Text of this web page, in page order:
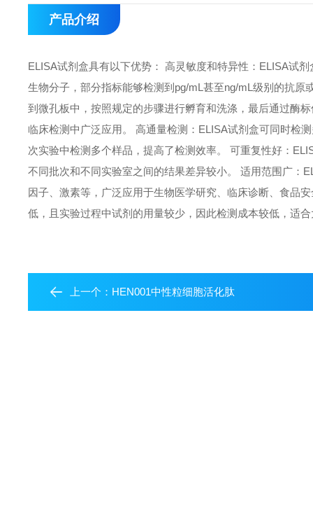
产品介绍
ELISA试剂盒具有以下优势： 高灵敏度和特异性：ELISA试
生物分子，部分指标能够检测到pg/mL甚至ng/mL级别的抗
到微孔板中，按照规定的步骤进行孵育和洗涤，最后通过酶
临床检测中广泛应用。 高通量检测：ELISA试剂盒可同时检
次实验中检测多个样品，提高了检测效率。 可重复性好：
不同批次和不同实验室之间的结果差异较小。 适用范围广：
因子、激素等，广泛应用于生物医学研究、临床诊断、食品
低，且实验过程中试剂的用量较少，因此检测成本较低，适
上一个： HEN001中性粒细胞活化肽